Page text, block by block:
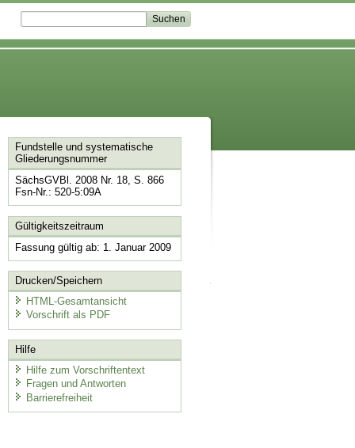
Fundstelle und systematische
Gliederungsnummer
SächsGVBl. 2008 Nr. 18, S. 866
Fsn-Nr.: 520-5:09A
Gültigkeitszeitraum
Fassung gültig ab: 1. Januar 2009
Drucken/Speichern
HTML-Gesamtansicht
Vorschrift als PDF
Hilfe
Hilfe zum Vorschriftentext
Fragen und Antworten
Barrierefreiheit